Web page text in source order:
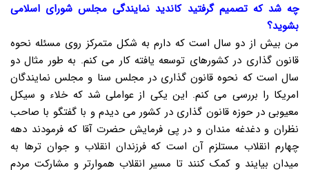
چه شد که تصمیم گرفتید کاندید نمایندگی مجلس شورای اسلامی
بشوید؟
من بیش از دو سال است که دارم به شکل متمرکز روی مسئله نحوه
قانون گذاری در کشورهای توسعه یافته کار می کنم. به طور مثال دو
سال است که نحوه قانون گذاری در مجلس سنا و مجلس نمایندگان
امریکا را بررسی می کنم. این یکی از عواملی شد که خلاء و سیکل
معیوبی در حوزه قانون گذاری در کشور می دیدم و با گفتگو با صاحب
نظران و دغدغه مندان و در پی فرمایش حضرت آقا که فرمودند دهه
چهارم انقلاب مستلزم آن است که فرزندان انقلاب و جوان ترها به
میدان بیایند و کمک کنند تا مسیر انقلاب هموارتر و مشارکت مردم